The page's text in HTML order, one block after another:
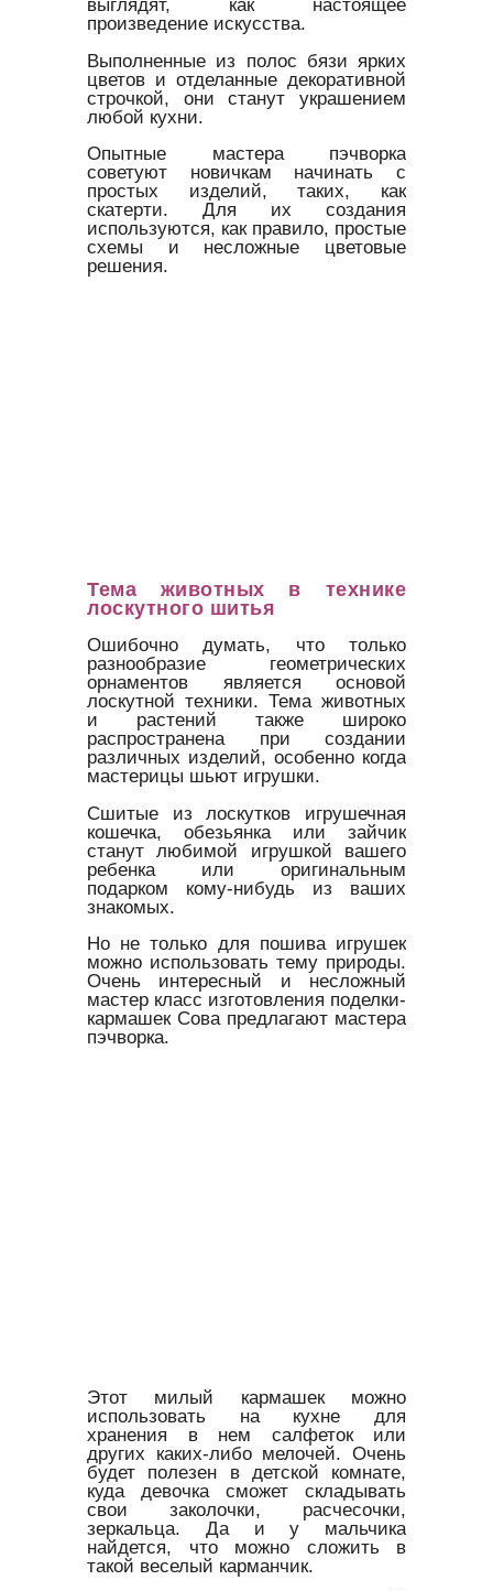
выглядят, как настоящее
произведение искусства.
Выполненные из полос бязи ярких
цветов и отделанные декоративной
строчкой, они станут украшением
любой кухни.
Опытные мастера пэчворка
советуют новичкам начинать с
простых изделий, таких, как
скатерти. Для их создания
используются, как правило, простые
схемы и несложные цветовые
решения.
Тема животных в технике
лоскутного шитья
Ошибочно думать, что только
разнообразие геометрических
орнаментов является основой
лоскутной техники. Тема животных
и растений также широко
распространена при создании
различных изделий, особенно когда
мастерицы шьют игрушки.
Сшитые из лоскутков игрушечная
кошечка, обезьянка или зайчик
станут любимой игрушкой вашего
ребенка или оригинальным
подарком кому-нибудь из ваших
знакомых.
Но не только для пошива игрушек
можно использовать тему природы.
Очень интересный и несложный
мастер класс изготовления поделки-
кармашек Сова предлагают мастера
пэчворка.
Этот милый кармашек можно
использовать на кухне для
хранения в нем салфеток или
других каких-либо мелочей. Очень
будет полезен в детской комнате,
куда девочка сможет складывать
свои заколочки, расчесочки,
зеркальца. Да и у мальчика
найдется, что можно сложить в
такой веселый карманчик.